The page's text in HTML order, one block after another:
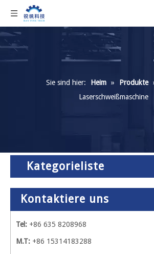
Sie sind hier: Heim » Produkte
Laserschweißmaschine
Kategorieliste
Kontaktiere uns
Tel: +86 635 8208968
M.T: +86 15314183288